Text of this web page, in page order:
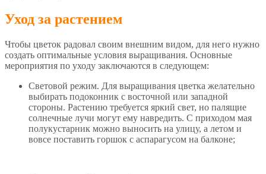
Уход за растением
Чтобы цветок радовал своим внешним видом, для него нужно
создать оптимальные условия выращивания. Основные
мероприятия по уходу заключаются в следующем:
Световой режим. Для выращивания цветка желательно
выбирать подоконник с восточной или западной
стороны. Растению требуется яркий свет, но палящие
солнечные лучи могут ему навредить. С приходом мая
полукустарник можно выносить на улицу, а летом и
вовсе поставить горшок с аспарагусом на балконе;